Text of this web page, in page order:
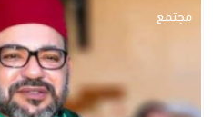
مجتمع